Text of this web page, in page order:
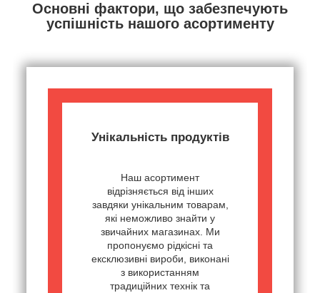
Основні фактори, що забезпечують
успішність нашого асортименту
Унікальність продуктів
Наш асортимент
відрізняється від інших
завдяки унікальним товарам,
які неможливо знайти у
звичайних магазинах. Ми
пропонуємо рідкісні та
ексклюзивні вироби, виконані
з використанням
традиційних технік та